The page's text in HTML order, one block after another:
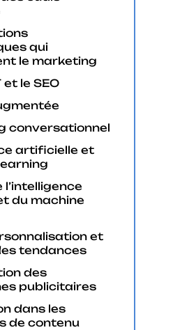
qui
le marketing
le SEO
conversationnel
artificielle et
l’intelligence
du machine
et
tendances
des
publicitaires
dans les
de contenu